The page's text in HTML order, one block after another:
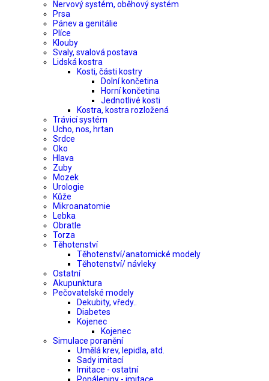
Nervový systém, oběhový systém
Prsa
Pánev a genitálie
Plíce
Klouby
Svaly, svalová postava
Lidská kostra
Kosti, části kostry
Dolní končetina
Horní končetina
Jednotlivé kosti
Kostra, kostra rozložená
Trávicí systém
Ucho, nos, hrtan
Srdce
Oko
Hlava
Zuby
Mozek
Urologie
Kůže
Mikroanatomie
Lebka
Obratle
Torza
Těhotenství
Těhotenství/anatomické modely
Těhotenství/ návleky
Ostatní
Akupunktura
Pečovatelské modely
Dekubity, vředy..
Diabetes
Kojenec
Kojenec
Simulace poranění
Umělá krev, lepidla, atd.
Sady imitací
Imitace - ostatní
Popáleniny - imitace